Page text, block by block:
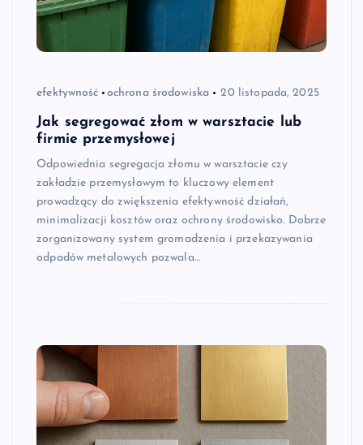
efektywność ochrona środowiska 20 listopada, 2025
Jak segregować złom w warsztacie lub
firmie przemysłowej
Odpowiednia segregacja złomu w warsztacie czy
zakładzie przemysłowym to kluczowy element
prowadzący do zwiększenia efektywność działań,
minimalizacji kosztów oraz ochrony środowisko. Dobrze
zorganizowany system gromadzenia i przekazywania
odpadów metalowych pozwala…